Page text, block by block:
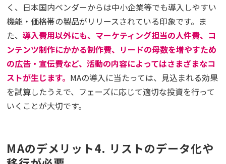
く、日本国内ベンダーからは中小企業等でも導入しやすい
機能・価格帯の製品がリリースされている印象です。ま
た、導入費用以外にも、マーケティング担当の人件費、コ
ンテンツ制作にかかる制作費、リードの母数を増やすため
の広告・宣伝費など、活動の内容によってはさまざまなコ
ストが生じます。 MAの導入に当たっては、見込まれる効果
を試算したうえで、フェーズに応じて適切な投資を行って
いくことが大切です。
MAのデメリット4. リストのデータ化や